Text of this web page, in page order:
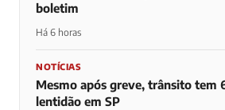
boletim
Há 6 horas
NOTÍCIAS
Mesmo após greve, trânsito tem
lentidão em SP